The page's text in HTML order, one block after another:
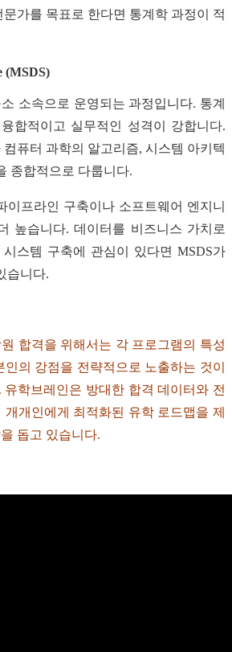
가를 목표로 한다면 통계학 과정이 적
(MSDS)
소속으로 운영되는 과정입니다. 통계
합적이고 실무적인 성격이 강합니다.
퓨터 과학의 알고리즘, 시스템 아키텍
종합적으로 다룹니다.
이프라인 구축이나 소프트웨어 엔지니
높습니다. 데이터를 비즈니스 가치로
스템 구축에 관심이 있다면 MSDS가
습니다.
합격을 위해서는 각 프로그램의 특성
의 강점을 전략적으로 노출하는 것이
학브레인은 방대한 합격 데이터와 전
개인에게 최적화된 유학 로드맵을 제
돕고 있습니다.